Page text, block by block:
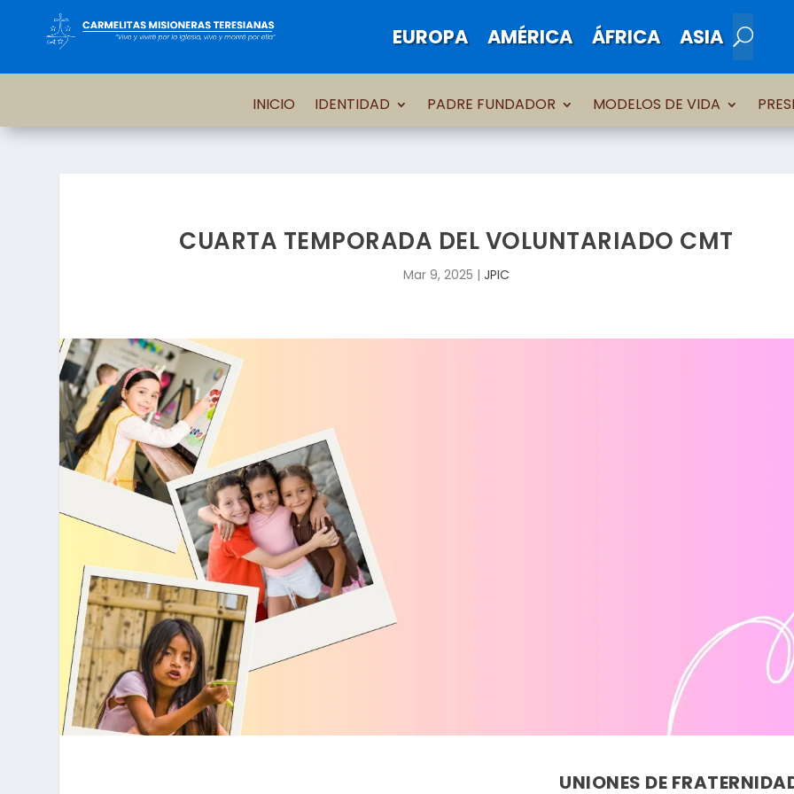
EUROPA AMÉRICA ÁFRICA ASIA
INICIO IDENTIDAD PADRE FUNDADOR MODELOS DE VIDA
CUARTA TEMPORADA DEL VOLUNTARIADO CMT
Mar 9, 2025 | JPIC
UNIONES DE